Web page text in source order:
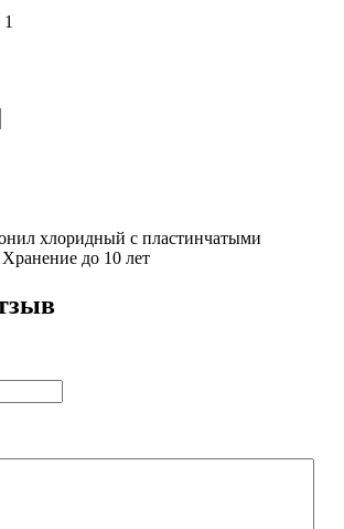
1
хлоридный с пластинчатыми
до 10 лет